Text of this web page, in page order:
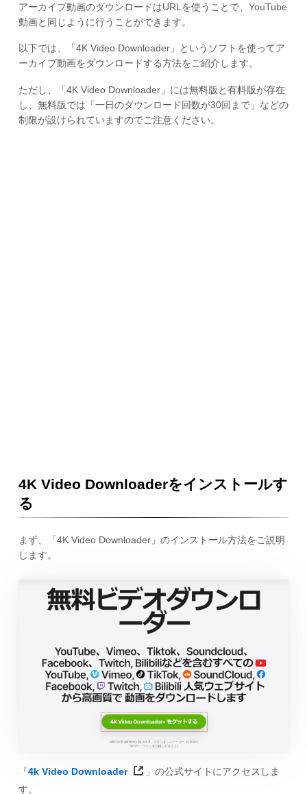
アーカイブ動画のダウンロードはURLを使うことで、YouTube
動画と同じように行うことができます。
以下では、「4K Video Downloader」というソフトを使ってア
ーカイブ動画をダウンロードする方法をご紹介します。
ただし、「4K Video Downloader」には無料版と有料版が存在
し、無料版では「一日のダウンロード回数が30回まで」などの
制限が設けられていますのでご注意ください。
4K Video Downloaderをインストールす
る
まず、「4K Video Downloader」のインストール方法をご説明
します。
「 4k Video Downloader
」の公式サイトにアクセスしま
す。